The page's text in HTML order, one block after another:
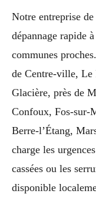
Notre entreprise
dépannage rapide
communes
de Centre-ville, Le
Glacière, près de
Confoux, Fos-sur-
Berre-l’Étang,
charge les
cassées ou les
disponible